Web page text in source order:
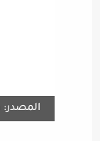
المصدر: Amazon.com